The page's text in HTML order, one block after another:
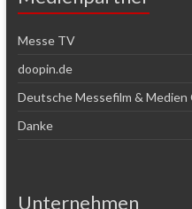
Messe TV
doopin.de
Deutsche Messefilm & Medien
Danke
Unternehmen